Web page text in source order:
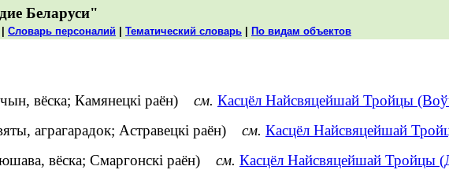
Беларуси"
Словарь персоналий Тематический словарь По видам объектов
вёска; Камянецкі раён) см. Касцёл Найсвяцейшай Тройцы
аграгарадок; Астравецкі раён) см. Касцёл Найсвяцейшай
вёска; Смаргонскі раён) см. Касцёл Найсвяцейшай Тройцы